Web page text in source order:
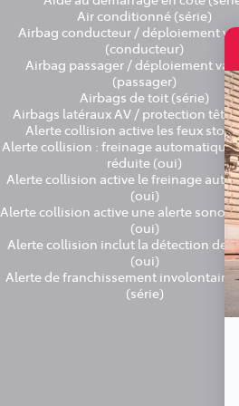
Air conditionné (série)
Airbag conducteur / déploiement
(conducteur)
Airbag passager / déploiement
(passager)
Airbags de toit (série)
Airbags latéraux AV / protection tête
Alerte collision active les feux stop
Alerte collision : freinage automatique
réduite (oui)
Alerte collision active le freinage
(oui)
Alerte collision active une alerte
(oui)
Alerte collision inclut la détection des
(oui)
Alerte de franchissement involontaire
(série)